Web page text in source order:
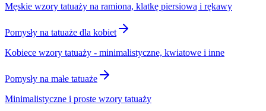
Męskie wzory tatuaży na ramiona, klatkę piersiową i rękawy
Pomysły na tatuaże dla kobiet
Kobiece wzory tatuaży - minimalistyczne, kwiatowe i inne
Pomysły na małe tatuaże
Minimalistyczne i proste wzory tatuaży